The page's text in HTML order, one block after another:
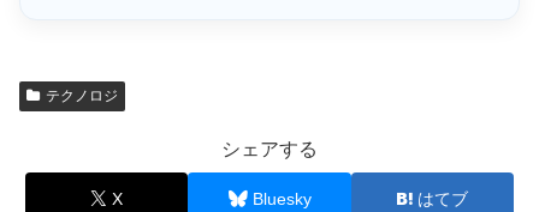
テクノロジ
シェアする
X Bluesky はてブ